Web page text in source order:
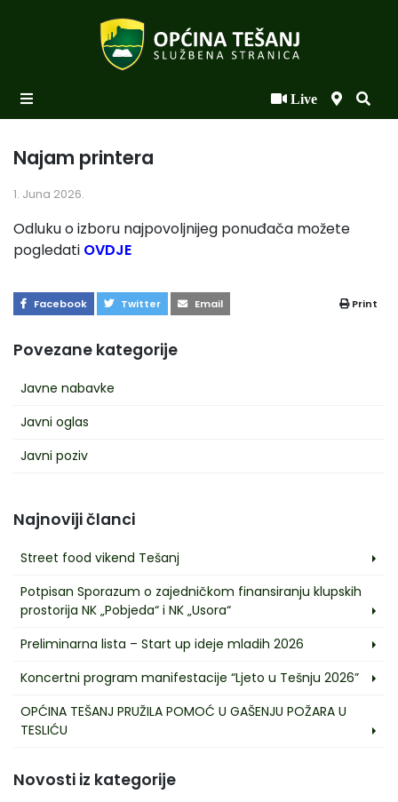
Live
Novosti po kategorijama
Podaci o Općini
Biznis
Općinski načelnik
Općinsko vijeće
Povezane kategorije
Javne nabavke
Javni oglas
Javni poziv
Najam printera
1. Juna 2026.
Odluku o izboru najpovoljnijeg ponuđača možete
pogledati OVDJE
Facebook Twitter Email Print
Najnoviji članci
Street food vikend Tešanj
Potpisan Sporazum o zajedničkom finansiranju klupskih
prostorija NK „Pobjeda“ i NK „Usora“
Preliminarna lista – Start up ideje mladih 2026
Koncertni program manifestacije “Ljeto u Tešnju 2026”
OPĆINA TEŠANJ PRUŽILA POMOĆ U GAŠENJU POŽARA U
TESLIĆU
Novosti iz kategorije